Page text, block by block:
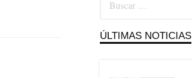
ÚLTIMAS NOTICIAS